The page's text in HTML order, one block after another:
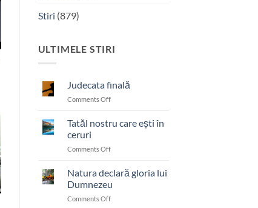
Stiri (879)
ULTIMELE STIRI
Judecata finală
Comments Offon
Tatăl nostru care ești în
ceruri
Comments Offon
nostru
care
ești
în
Natura declară gloria lui
Dumnezeu
Comments Offon